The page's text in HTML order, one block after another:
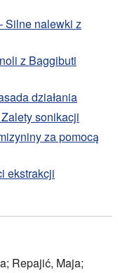
Silne nalewki z
z Baggibuti
działania
sonikacji
za pomocą
ekstrakcji
Repajić, Maja;